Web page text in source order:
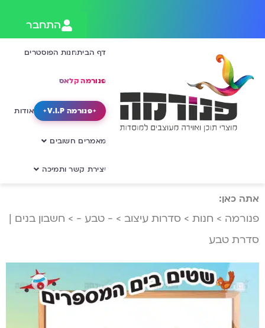
התחבר
דף הביתחנות הפוסטרים
פנורמה קלאס
פנורמה V.I.P אודות
מאמרים חשובים
יצירת קשר ותמיכה
אתה כאן:
פנורמה > חנות > סדרות עיצוב > - טבע - > חשבון בנים |
סדרת טבע